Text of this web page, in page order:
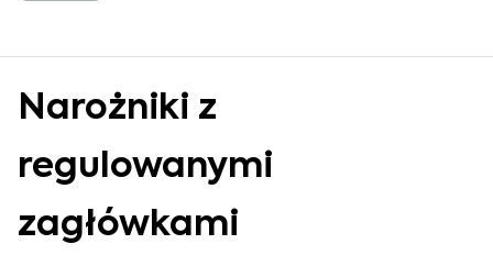
Narożniki z
regulowanymi
zagłówkami